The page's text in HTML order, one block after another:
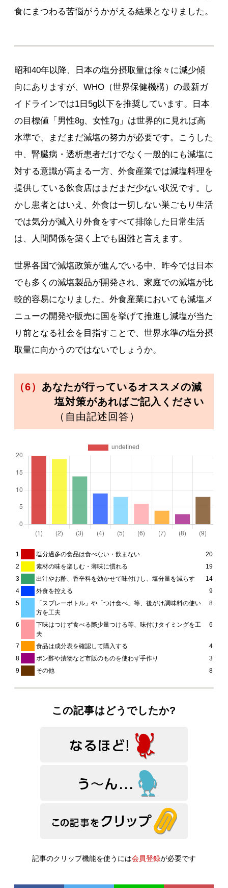
食にまつわる苦悩がうかがえる結果となりました。
昭和40年以降、日本の塩分摂取量は徐々に減少傾
向にありますが、WHO（世界保健機構）の最新ガ
イドラインでは1日5g以下を推奨しています。日本
の目標値「男性8g、女性7g」は世界的に見れば高
水準で、まだまだ減塩の努力が必要です。こうした
中、腎臓病・透析患者だけでなく一般的にも減塩に
対する意識が高まる一方、外食産業では減塩料理を
提供している飲食店はまだまだ少ない状況です。し
かし患者とはいえ、外食は一切しない巣ごもり生活
では気分が滅入り外食をすべて排除した日常生活
は、人間関係を築く上でも困難と言えます。
世界各国で減塩政策が進んでいる中、昨今では日本
でも多くの減塩製品が開発され、家庭での減塩が比
較的容易になりました。外食産業においても減塩メ
ニューの開発や販売に国を挙げて推進し減塩が当た
り前となる社会を目指すことで、世界水準の塩分摂
取量に向かうのではないでしょうか。
（6） あなたが行っているオススメの減
塩対策があればご記入ください
（自由記述回答）
1 塩分過多の食品は食べない・飲まない
20
2
素材の味を楽しむ・薄味に慣れる
19
3
出汁やお酢、香辛料を効かせて味付けし、塩分量を減らす
14
4
外食を控える
9
5
「スプレーボトル」や「つけ食べ」等、後がけ調味料の使い
方を工夫
8
6
下味はつけず食べる際少量つける等、味付けタイミングを工
夫
6
7 食品は成分表を確認して購入する
4
8
ポン酢や漬物など市販のものを使わず手作り
3
9
その他 8
この記事はどうでしたか?
記事のクリップ機能を使うには会員登録が必要です